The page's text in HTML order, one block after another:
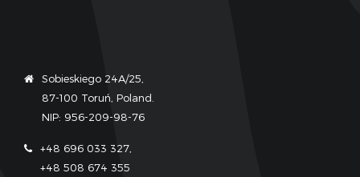
Sobieskiego 24A/25,
87-100 Toruń, Poland.
NIP: 956-209-98-76
+48 696 033 327,
+48 508 674 355